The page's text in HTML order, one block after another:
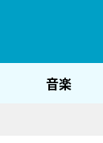
音楽